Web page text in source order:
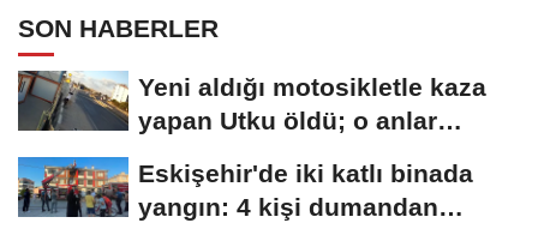
SON HABERLER
Yeni aldığı motosikletle kaza
yapan Utku öldü; o anlar
Eskişehir'de iki katlı binada
yangın: 4 kişi dumandan